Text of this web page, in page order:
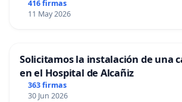
416 firmas
11 May 2026
Solicitamos la instalación de una
en el Hospital de Alcañiz
363 firmas
30 Jun 2026